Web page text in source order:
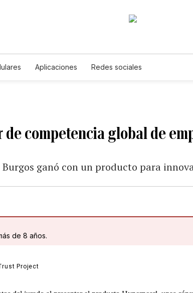
Aplicaciones Redes sociales
de competencia global de
ganó con un producto para
de 8 años.